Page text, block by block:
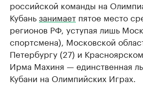
российской команды на
Кубаньзанимает пятое место
регионов РФ, уступая лишь
спортсмена), Московской
Петербургу (27) и
Ирма Махиня — единственная
Кубани на Олимпийских Играх.